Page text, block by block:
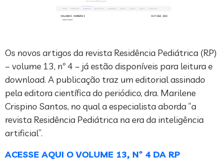
Os novos artigos da revista Residência Pediátrica (RP)
– volume 13, nº 4 – já estão disponíveis para leitura e
download. A publicação traz um editorial assinado
pela editora científica do periódico, dra. Marilene
Crispino Santos, no qual a especialista aborda “a
revista Residência Pediátrica na era da inteligência
artificial”.
ACESSE AQUI O VOLUME 13, Nº 4 DA RP